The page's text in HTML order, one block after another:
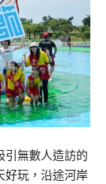
引無數人造訪的
好玩，沿途河岸